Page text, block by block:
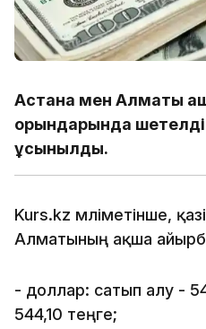
Астана мен Алматы
орындарында
ұсынылды.
Kurs.kz мәліметінше,
Алматының ақша
- доллар: сатып алу -
544,10 теңге;